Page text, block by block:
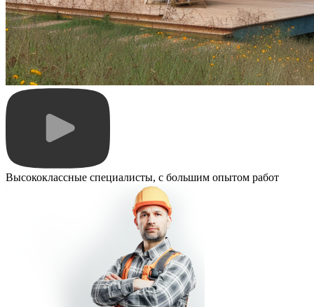
Высококлассные специалисты, с большим опытом работ